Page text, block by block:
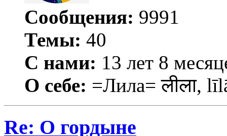
Сообщения: 9991
Темы: 40
С нами: 13 лет 8
О себе: =Лила= लीला,
Re: О гордыне